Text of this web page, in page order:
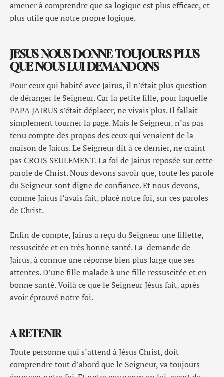
amener à comprendre que sa logique est plus efficace, et
plus utile que notre propre logique.
JESUS NOUS DONNE TOUJOURS PLUS
QUE NOUS LUI DEMANDONS
Pour ceux qui habité avec Jairus, il n’était plus question
de déranger le Seigneur. Car la petite fille, pour laquelle
PAPA JAIRUS s’était déplacer, ne vivais plus. Il fallait
simplement tourner la page. Mais le Seigneur, n’as pas
tenu compte des propos des ceux qui venaient de la
maison de Jairus. Le Seigneur dit à ce dernier, ne craint
pas CROIS SEULEMENT. La foi de Jairus reposée sur cette
parole de Christ. Nous devons savoir que, toute les parole
du Seigneur sont digne de confiance. Et nous devons,
comme Jairus l’avais fait, placé notre foi, sur ces paroles
de Christ.
Enfin de compte, Jairus a reçu du Seigneur une fillette,
ressuscitée et en très bonne santé. La demande de
Jairus, à connue une réponse bien plus large que ses
attentes. D’une fille malade à une fille ressuscitée et en
bonne santé. Voilà ce que le Seigneur Jésus fait, après
avoir éprouvé notre foi.
A RETENIR
Toute personne qui s’attend à Jésus Christ, doit
comprendre tout d’abord que le Seigneur, va toujours